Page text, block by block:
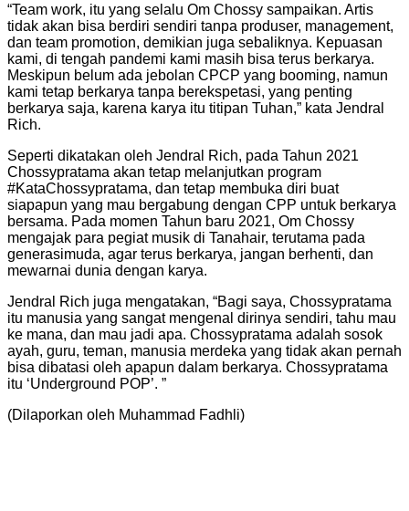
“Team work, itu yang selalu Om Chossy sampaikan. Artis
tidak akan bisa berdiri sendiri tanpa produser, management,
dan team promotion, demikian juga sebaliknya. Kepuasan
kami, di tengah pandemi kami masih bisa terus berkarya.
Meskipun belum ada jebolan CPCP yang booming, namun
kami tetap berkarya tanpa berekspetasi, yang penting
berkarya saja, karena karya itu titipan Tuhan,” kata Jendral
Rich.
Seperti dikatakan oleh Jendral Rich, pada Tahun 2021
Chossypratama akan tetap melanjutkan program
#KataChossypratama, dan tetap membuka diri buat
siapapun yang mau bergabung dengan CPP untuk berkarya
bersama. Pada momen Tahun baru 2021, Om Chossy
mengajak para pegiat musik di Tanahair, terutama pada
generasimuda, agar terus berkarya, jangan berhenti, dan
mewarnai dunia dengan karya.
Jendral Rich juga mengatakan, “Bagi saya, Chossypratama
itu manusia yang sangat mengenal dirinya sendiri, tahu mau
ke mana, dan mau jadi apa. Chossypratama adalah sosok
ayah, guru, teman, manusia merdeka yang tidak akan pernah
bisa dibatasi oleh apapun dalam berkarya. Chossypratama
itu ‘Underground POP’. ”
(Dilaporkan oleh Muhammad Fadhli)